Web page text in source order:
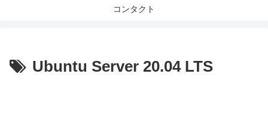
コンタクト
Ubuntu Server 20.04 LTS